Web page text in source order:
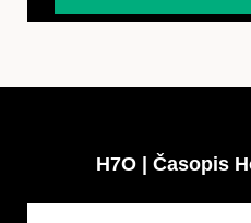
H7O | Časopis